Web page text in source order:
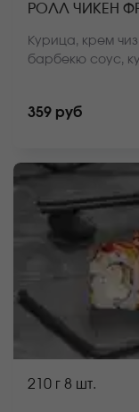
РОЛЛ ЧИКЕН
Курица, крем
барбекю соус,
359 руб
210 г 8 шт.